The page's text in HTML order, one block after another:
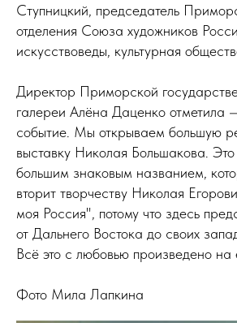
Ступницкий, председатель
отделения Союза художников
искусствоведы, культурная
Директор Приморской
галереи Алёна Даценко отметила
событие. Мы открываем большую
выставку Николая Большакова.
большим знаковым названием,
вторит творчеству Николая
моя Россия", потому что здесь
от Дальнего Востока до своих
Всё это с любовью произведено на
Фото Мила Лапкина